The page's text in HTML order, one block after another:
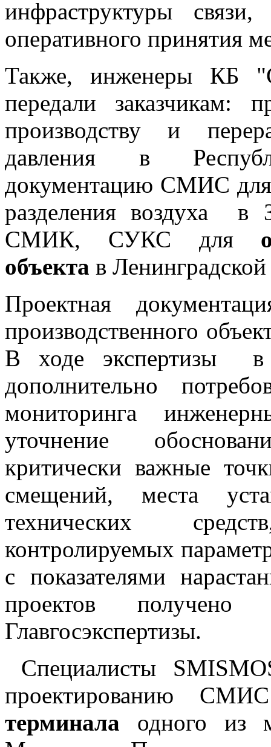
инфраструктуры
оперативного принятия
Также, инженеры КБ
передали
производству и
давления в
документацию СМИС для
разделения воздуха в
СМИК, СУКС для
объекта в Ленинградской
Проектная
производственного
В ходе экспертизы
дополнительно
мониторинга
уточнение
критически важные
смещений, места
технических
контролируемых
с показателями
проектов получено
Главгосэкспертизы.
Специалисты
проектированию
терминала одного из